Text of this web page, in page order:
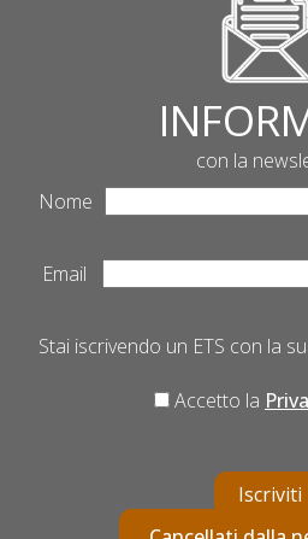
con la
Nome
Email
Stai iscrivendo un ETS con la
Accetto la
Iscriviti